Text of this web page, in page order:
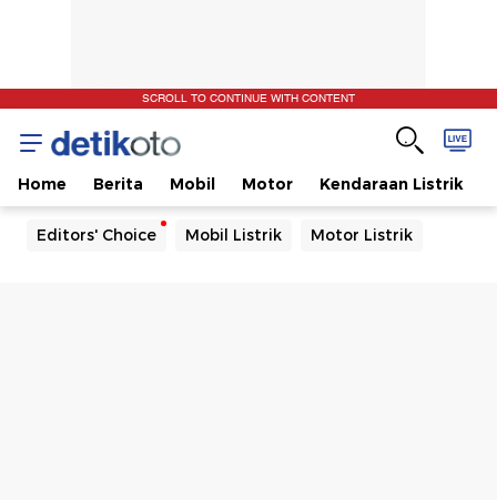
SCROLL TO CONTINUE WITH CONTENT
Home Berita Mobil Motor Kendaraan Listrik
Editors' Choice Mobil Listrik Motor Listrik